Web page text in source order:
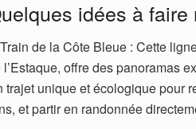
idées à faire
de la Côte Bleue : Cette
l’Estaque, oﬀre des panoramas
trajet unique et écologique pour
et partir en randonnée